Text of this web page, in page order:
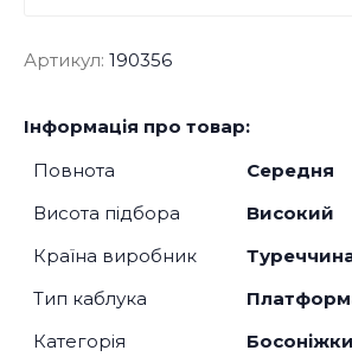
Артикул: 190356
Інформація про товар:
Повнота
Середня
Висота підбора
Високий
Країна виробник
Тип каблука
Категорія
Босоніжки